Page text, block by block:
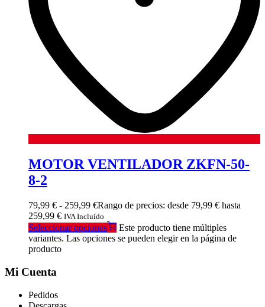
MOTOR VENTILADOR ZKFN-50-
8-2
79,99 € - 259,99 €Rango de precios: desde 79,99 € hasta
259,99 € IVA Incluido
Seleccionar opciones
Este producto tiene múltiples
variantes. Las opciones se pueden elegir en la página de
producto
Mi Cuenta
Pedidos